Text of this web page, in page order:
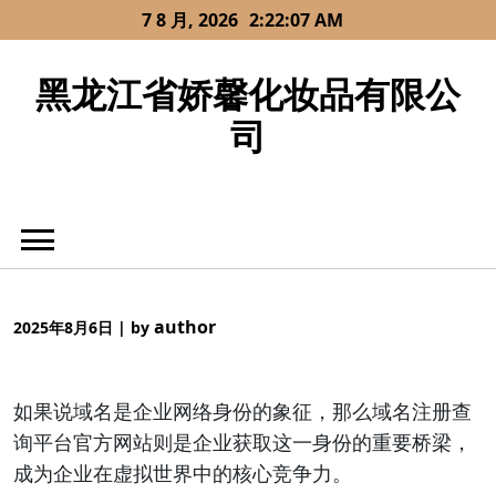
to
7 8 月, 2026 2:22:07 AM
黑龙江省娇馨化妆品有限公
司
2025年8月6日 | by author
如果说域名是企业网络身份的象征，那么域名注册查
询平台官方网站则是企业获取这一身份的重要桥梁，
成为企业在虚拟世界中的核心竞争力。